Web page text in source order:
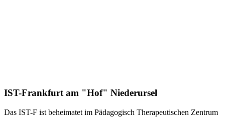
IST-Frankfurt am "Hof" Niederursel
Das IST-F ist beheimatet im Pädagogisch Therapeutischen Zentrum